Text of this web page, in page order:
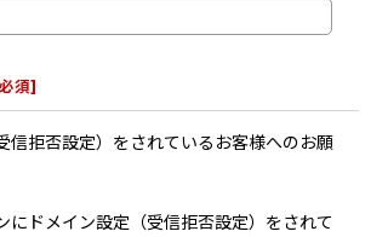
必須]
信拒否設定）をされているお客様へのお願
にドメイン設定（受信拒否設定）をされて